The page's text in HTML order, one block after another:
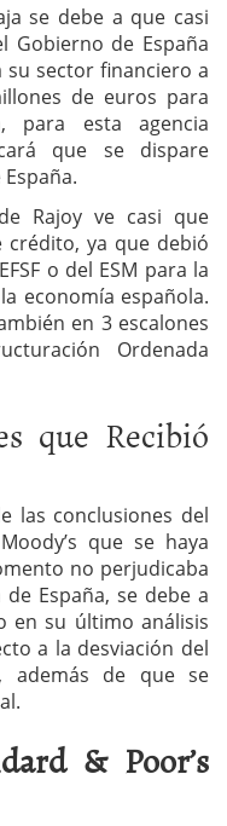
se debe a que casi
Gobierno de España
sector financiero a
de euros para
para esta agencia
que se dispare
Rajoy ve casi que
ya que debió
o del ESM para la
economía española.
en 3 escalones
Ordenada
que Recibió
las conclusiones del
que se haya
no perjudicaba
España, se debe a
en su último análisis
a la desviación del
además de que se
& Poor’s